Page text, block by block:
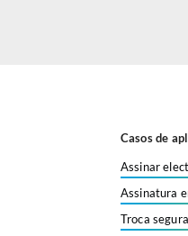
Casos de
Assinar
Assinatura
Troca